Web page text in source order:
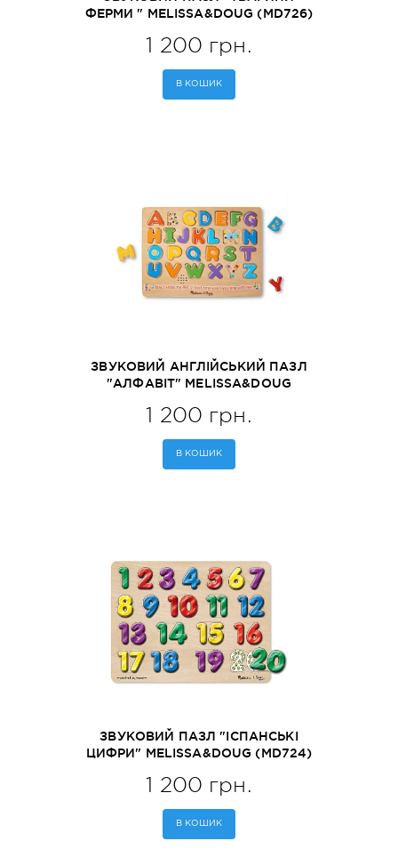
ФЕРМИ " MELISSA&DOUG (MD726)
1 200 грн.
В КОШИК
ЗВУКОВИЙ АНГЛІЙСЬКИЙ ПАЗЛ
"АЛФАВІТ" MELISSA&DOUG
1 200 грн.
В КОШИК
ЗВУКОВИЙ ПАЗЛ "ІСПАНСЬКІ
ЦИФРИ" MELISSA&DOUG (MD724)
1 200 грн.
В КОШИК